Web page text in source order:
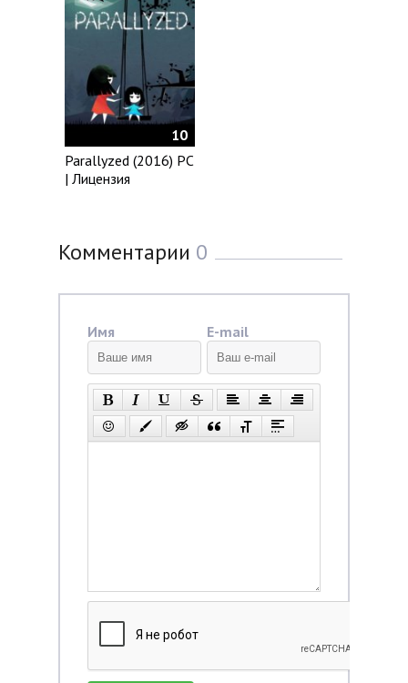
10
Parallyzed (2016) PC
| Лицензия
Комментарии 0
Имя E-mail